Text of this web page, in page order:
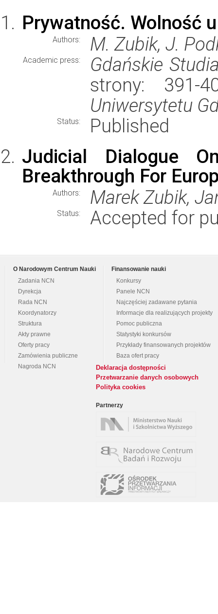
Prywatność. Wolność
Authors: M. Zubik, J.
Academic press:
Gdańskie
strony: 391-
Uniwersytetu
Status:
Published
Judicial Dialogue
Breakthrough For
Authors: Marek Zubik,
Status: Accepted for
O Narodowym Centrum Nauki
Zadania NCN
Dyrekcja
Rada NCN
Koordynatorzy
Struktura
Akty prawne
Oferty pracy
Zamówienia publiczne
Nagroda NCN
Finansowanie nauki
Konkursy
Panele NCN
Najczęściej zadawane pytania
Informacje dla realizujących projekty
Pomoc publiczna
Statystyki konkursów
Przykłady finansowanych projektów
Baza ofert pracy
Deklaracja dostępności
Przetwarzanie danych osobowych
Polityka cookies
Partnerzy